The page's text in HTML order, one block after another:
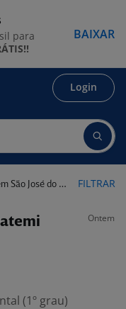
Login
do Rio Preto - SP FILTRAR
Ontem
(1º grau)
para
BAIXAR